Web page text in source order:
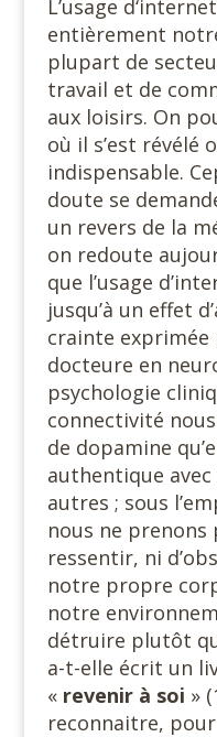
L’usage
entièrement
plupart de
travail et de
aux loisirs. On
où il s’est révélé
indispensable.
doute se
un revers de la
on redoute
que l’usage
jusqu’à un effet
crainte exprimée
docteure en
psychologie
connectivité
de dopamine
authentique
autres ; sous
nous ne prenons
ressentir, ni
notre propre
notre
détruire plutôt
a-t-elle écrit un
« revenir à soi »
reconnaitre,